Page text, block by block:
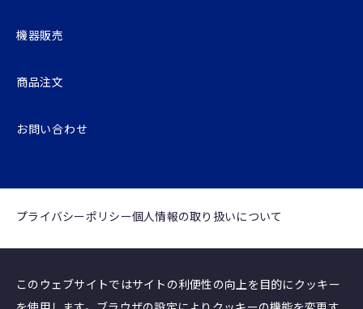
機器販売
商品注文
お問い合わせ
プライバシーポリシー個⼈情報の取り扱いについて
このウェブサイトではサイトの利便性の向上を目的にクッキー